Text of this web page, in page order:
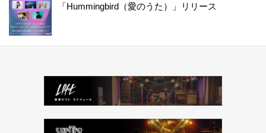
「Hummingbird（愛のうた）」リリース